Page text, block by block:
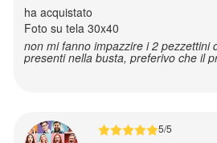
Stampe
Pro
0.99
ha acquistato
Foto su tela 30x40
non mi fanno impazzire i 2 pezzettini di legno autocollanti
presenti nella busta, preferivo che il
5/5